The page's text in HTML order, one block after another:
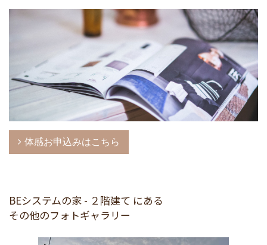
体感お申込みはこちら
BEシステムの家 - ２階建て にある
その他のフォトギャラリー